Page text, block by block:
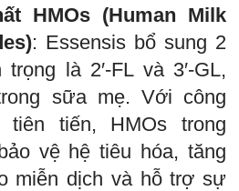
HMOs (Human Milk
: Essensis bổ sung 2
là 2′-FL và 3′-GL,
sữa mẹ. Với công
tiên tiến, HMOs trong
vệ hệ tiêu hóa, tăng
miễn dịch và hỗ trợ sự